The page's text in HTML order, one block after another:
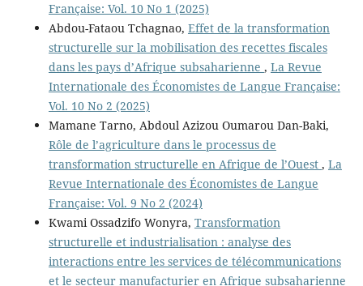
Française: Vol. 10 No 1 (2025)
Abdou-Fataou Tchagnao, Effet de la transformation
structurelle sur la mobilisation des recettes fiscales
dans les pays d’Afrique subsaharienne , La Revue
Internationale des Économistes de Langue Française:
Vol. 10 No 2 (2025)
Mamane Tarno, Abdoul Azizou Oumarou Dan-Baki,
Rôle de l’agriculture dans le processus de
transformation structurelle en Afrique de l’Ouest , La
Revue Internationale des Économistes de Langue
Française: Vol. 9 No 2 (2024)
Kwami Ossadzifo Wonyra, Transformation
structurelle et industrialisation : analyse des
interactions entre les services de télécommunications
et le secteur manufacturier en Afrique subsaharienne